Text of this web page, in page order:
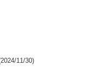
11/30)